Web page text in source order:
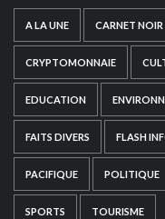
A LA UNE CARNET NOIR
CRYPTOMONNAIE
EDUCATION
FAITS DIVERS FLASH
PACIFIQUE POLITIQUE
SPORTS TOURISME